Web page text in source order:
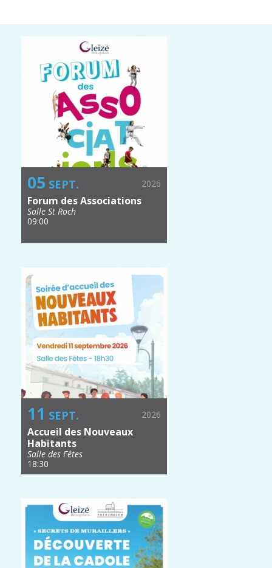
05 SEPT. 2026
Forum des Associations
Salle St Roch
09:00
11 SEPT. 2026
Accueil des Nouveaux
Habitants
Salle des Fêtes
18:30